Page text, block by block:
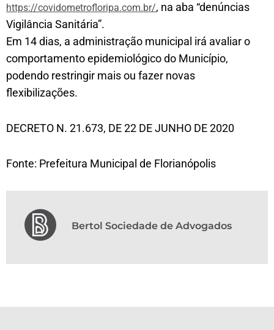
https://covidometrofloripa.com.br/, na aba “denúncias
Vigilância Sanitária”.
Em 14 dias, a administração municipal irá avaliar o
comportamento epidemiológico do Município,
podendo restringir mais ou fazer novas
flexibilizações.
DECRETO N. 21.673, DE 22 DE JUNHO DE 2020
Fonte: Prefeitura Municipal de Florianópolis
Bertol Sociedade de Advogados